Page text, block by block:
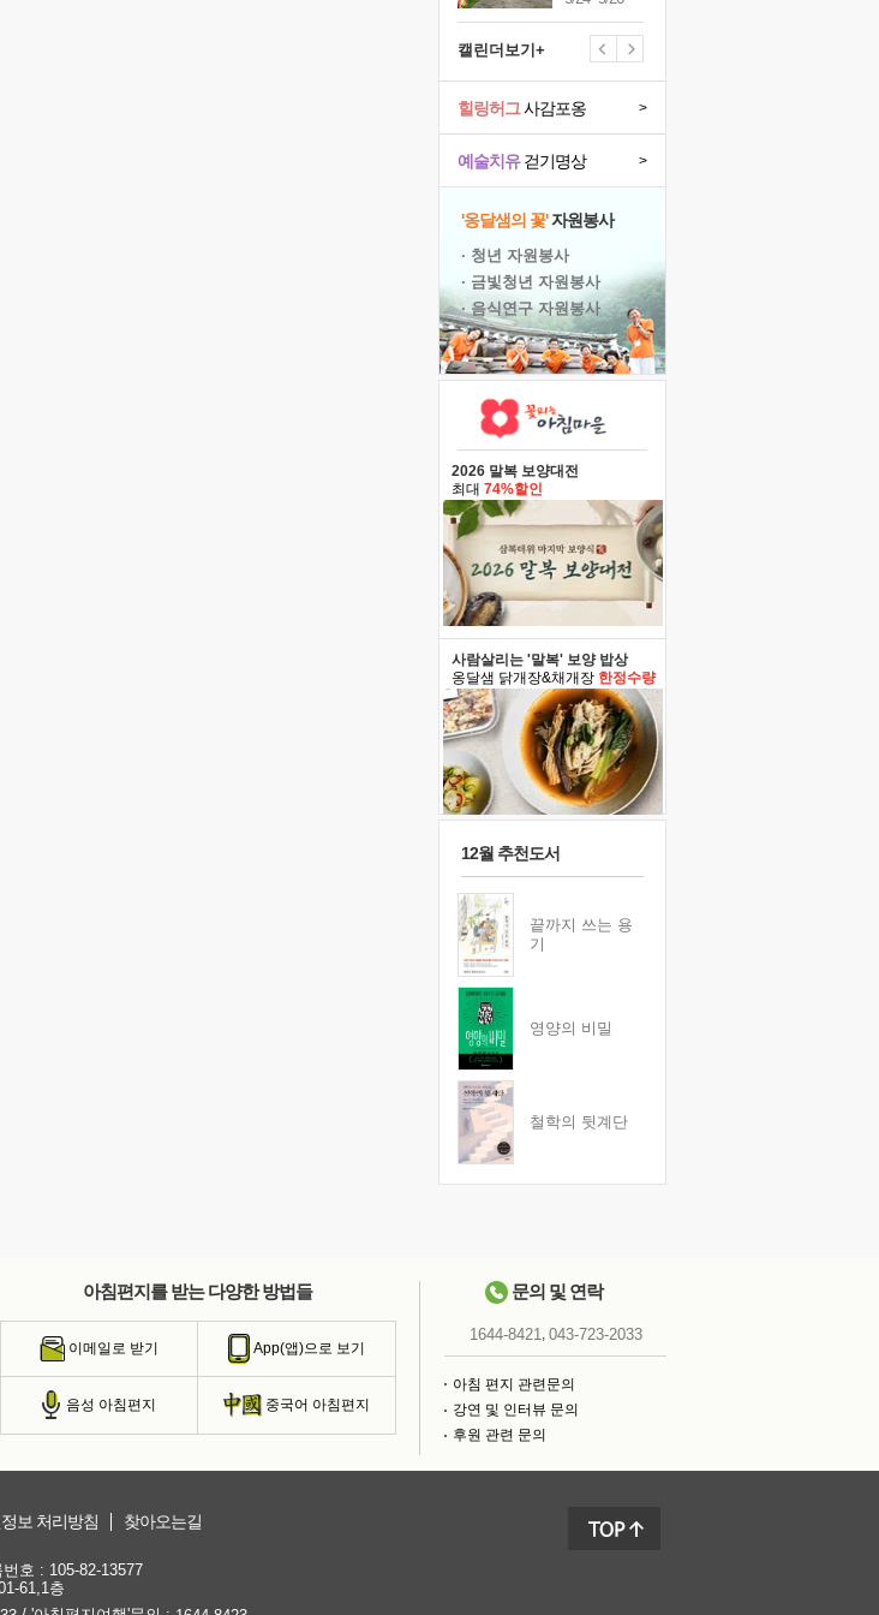
캘린더보기+
예술치유걷기명상 >
힐링허그사감포옹 >
'옹달샘의 꽃'자원봉사
· 청년 자원봉사
· 금빛청년 자원봉사
· 음식연구 자원봉사
2026 말복 보양대전
최대 74%할인
사람살리는 '말복' 보양 밥상
옹달샘 닭개장&채개장 한정수량
12월 추천도서
끝까지 쓰는 용
기
영양의 비밀
철학의 뒷계단
아침편지를 받는 다양한 방법들
이메일로 받기 App(앱)으로 보기
음성 아침편지 중국어 아침편지
문의 및 연락
1644-8421, 043-723-2033
아침 편지 관련문의
강연 및 인터뷰 문의
후원 관련 문의
보 처리방침 찾아오는길
호 : 105-82-13577
61,1층